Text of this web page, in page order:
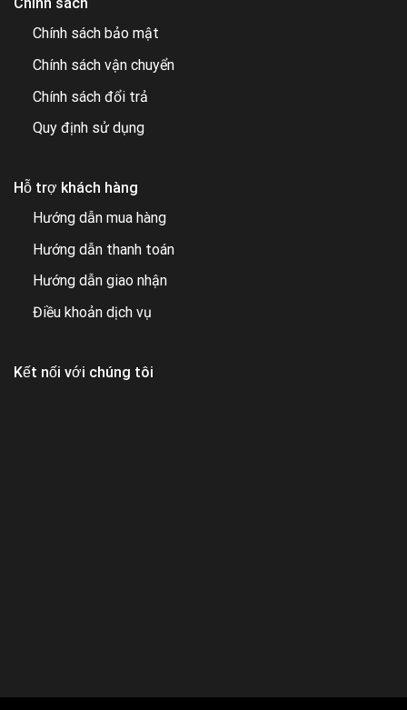
Chính sách
Chính sách bảo mật
Chính sách vận chuyển
Chính sách đổi trả
Quy định sử dụng
Hỗ trợ khách hàng
Hướng dẫn mua hàng
Hướng dẫn thanh toán
Hướng dẫn giao nhận
Điều khoản dịch vụ
Kết nối với chúng tôi